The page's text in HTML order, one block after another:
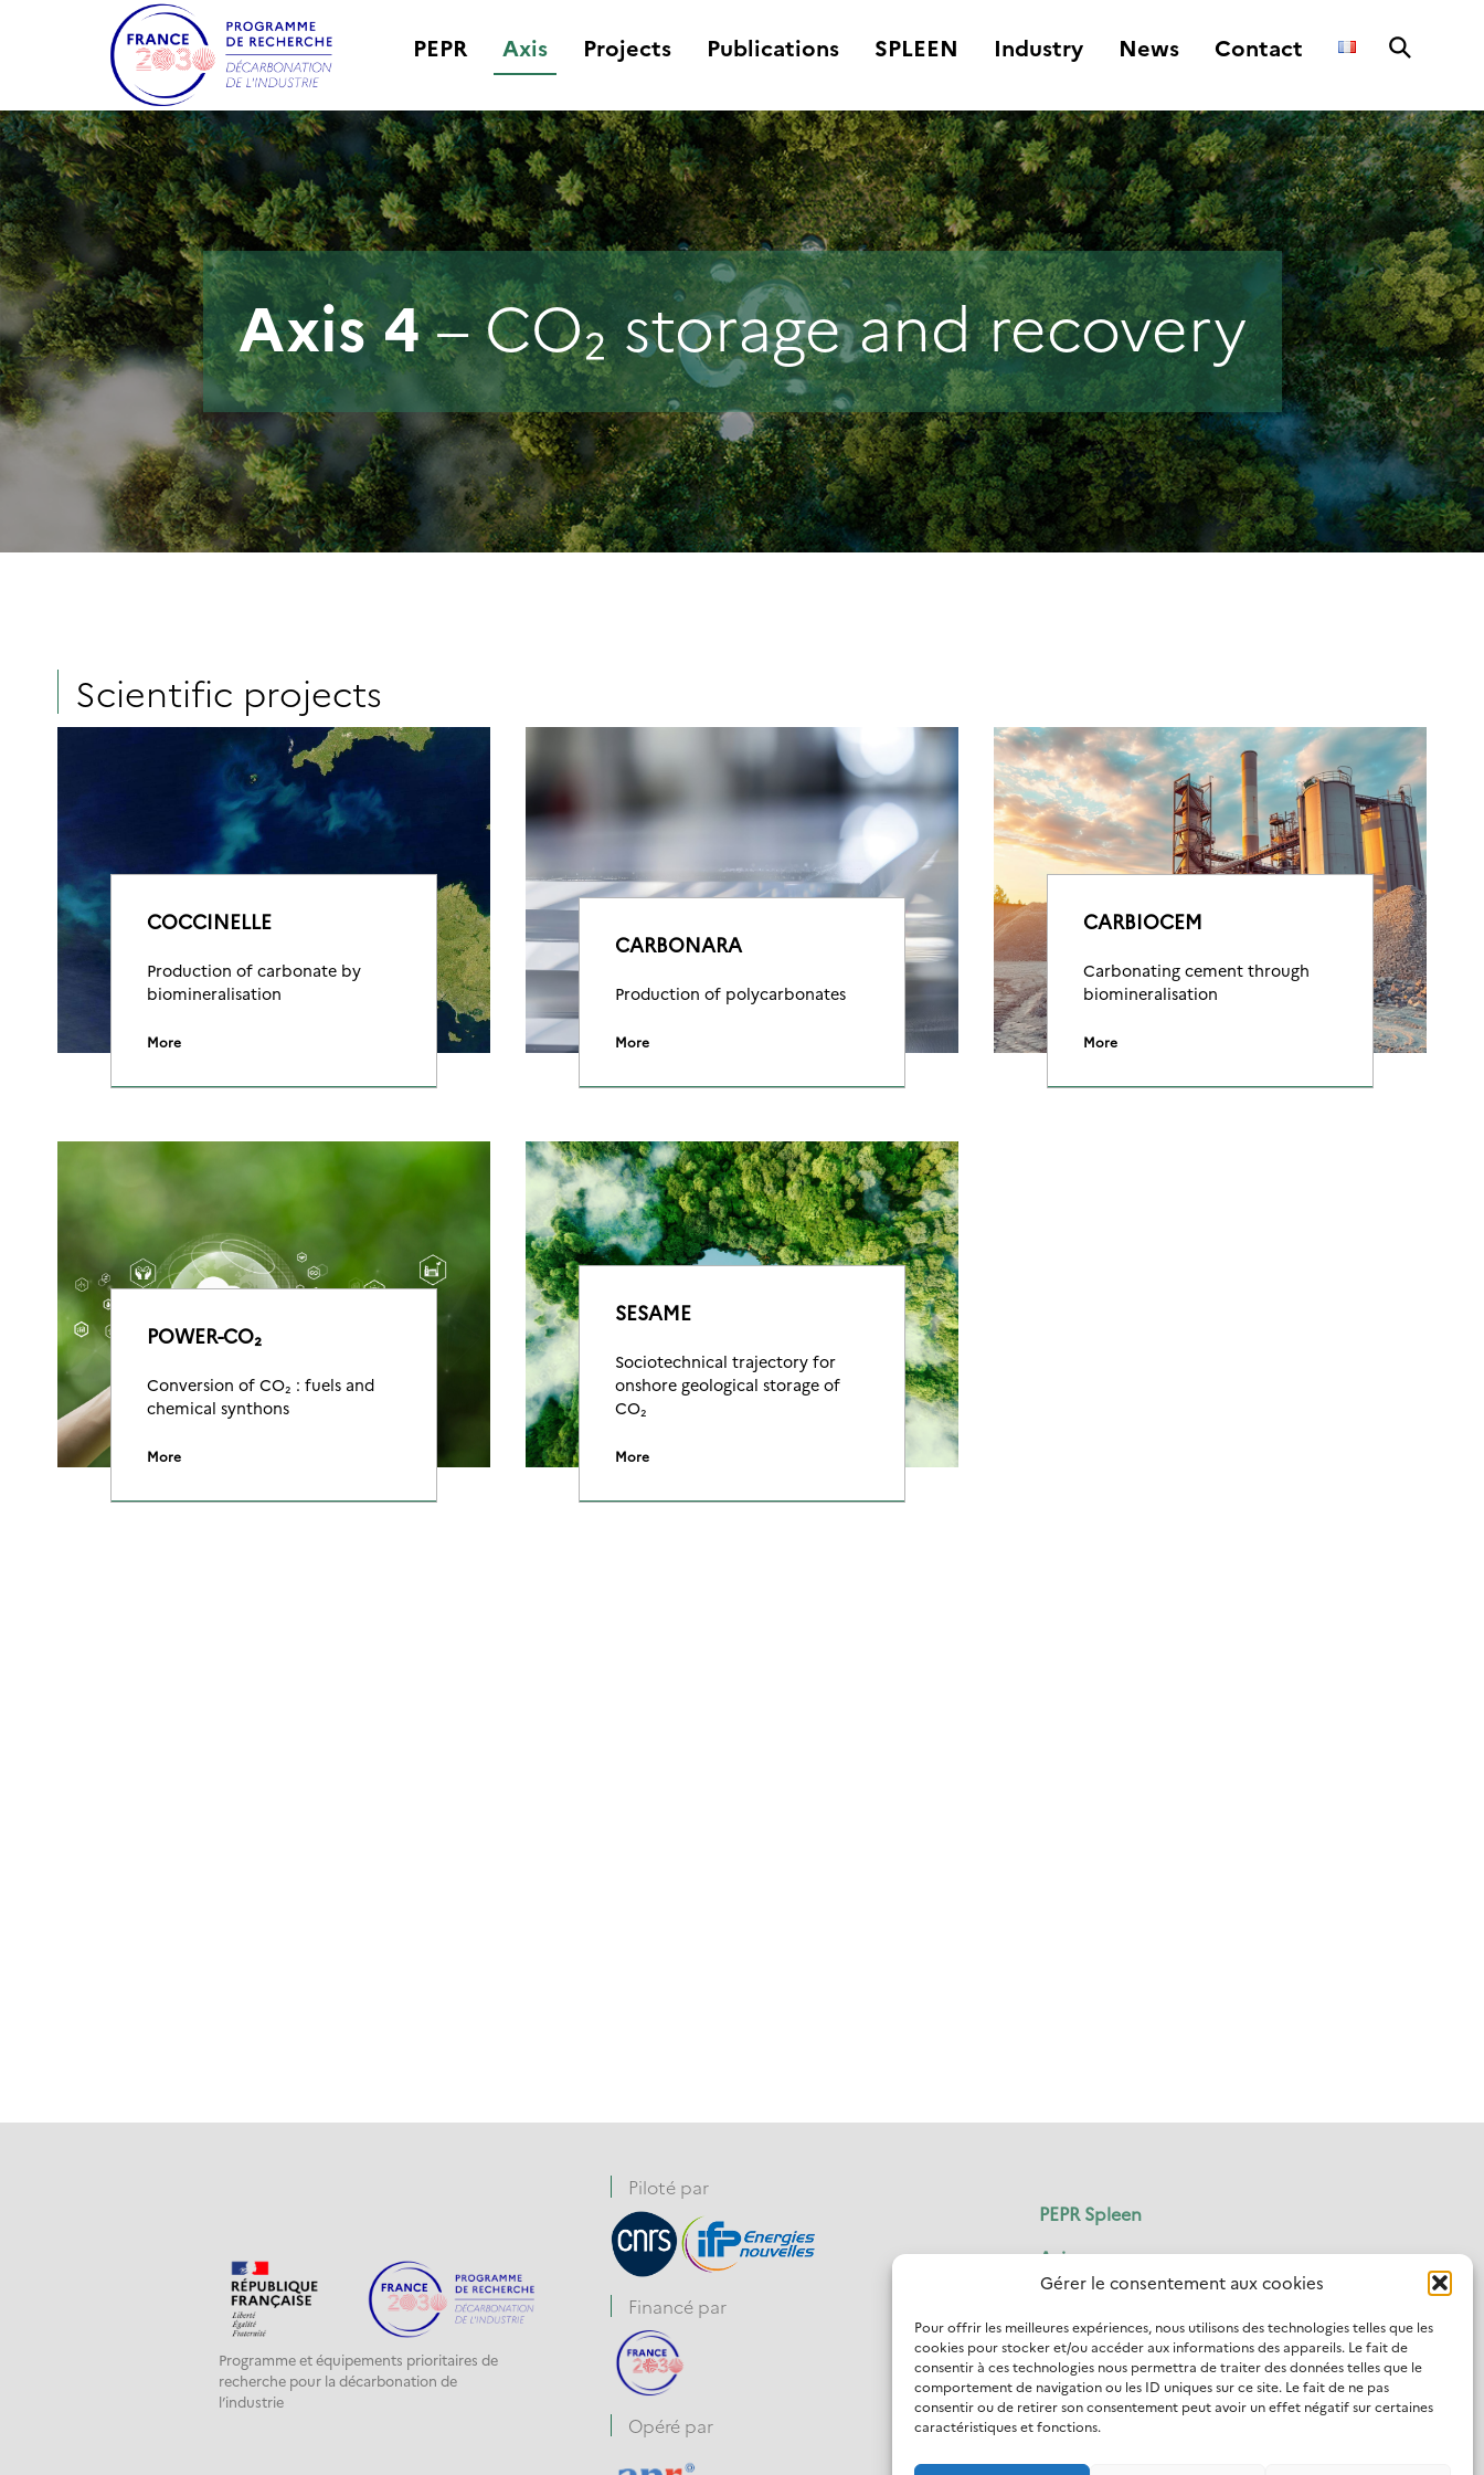
Gérer le consentement aux cookies
Pour offrir les meilleures expériences, nous utilisons des technologies telles que les
cookies pour stocker et/ou accéder aux informations des appareils. Le fait de
consentir à ces technologies nous permettra de traiter des données telles que le
comportement de navigation ou les ID uniques sur ce site. Le fait de ne pas
consentir ou de retirer son consentement peut avoir un effet négatif sur certaines
caractéristiques et fonctions.
PEPR Axis Projects Publications SPLEEN Industry News Contact
Axis 4– CO₂ storage and recovery
Scientific projects
COCCINELLE
Production of carbonate by
biomineralisation
More
CARBONARA
Production of polycarbonates
More
CARBIOCEM
Carbonating cement through
biomineralisation
More
POWER-CO₂
Conversion of CO₂ : fuels and
chemical synthons
More
SESAME
Sociotechnical trajectory for
onshore geological storage of
CO₂
More
Programme et équipements prioritaires de
recherche pour la décarbonation de
l’industrie
Piloté par
Financé par
Opéré par
PEPR Spleen
Axis
News
Valorisation
Contact